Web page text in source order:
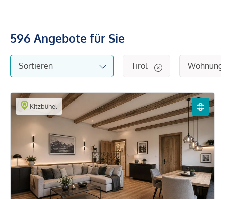
596 Angebote für Sie
Tirol Wohnung
Kitzbühel